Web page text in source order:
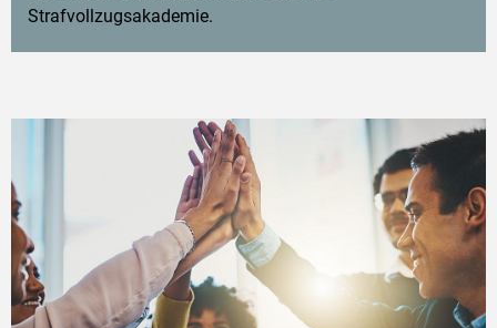
Strafvollzugsakademie.